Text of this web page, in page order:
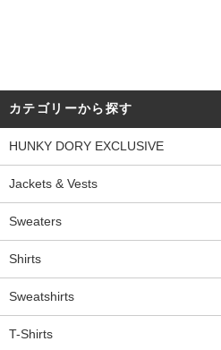
カテゴリーから探す
HUNKY DORY EXCLUSIVE
Jackets & Vests
Sweaters
Shirts
Sweatshirts
T-Shirts